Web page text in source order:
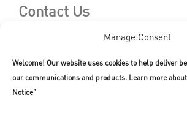
Manage Consent
Welcome! Our website uses cookies to help deliver
our communications and products. Learn more
Notice”
Contact Us
Copyright © 2026. All rights reserved.Terms